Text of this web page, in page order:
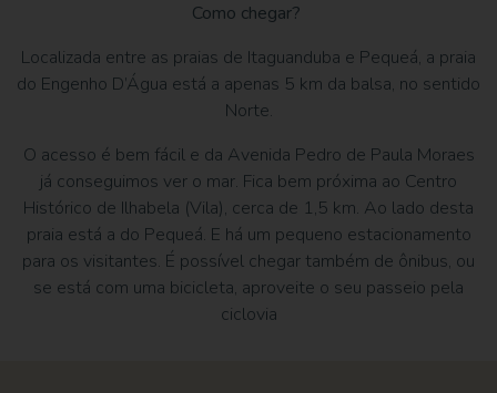
Como chegar?
Localizada entre as praias de Itaguanduba e Pequeá, a praia
do Engenho D’Água está a apenas 5 km da balsa, no sentido
Norte.
O acesso é bem fácil e da Avenida Pedro de Paula Moraes
já conseguimos ver o mar. Fica bem próxima ao Centro
Histórico de Ilhabela (Vila), cerca de 1,5 km. Ao lado desta
praia está a do Pequeá. E há um pequeno estacionamento
para os visitantes. É possível chegar também de ônibus, ou
se está com uma bicicleta, aproveite o seu passeio pela
ciclovia